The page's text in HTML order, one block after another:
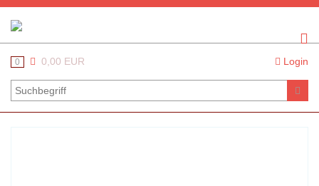
0 0,00 EUR Login